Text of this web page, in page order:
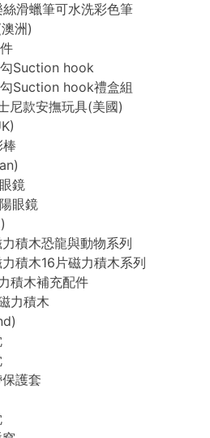
滑蠟筆可水洗彩色筆
洲)
Suction hook
Suction hook禮盒組
尼款安撫玩具(美國)
鏡
眼鏡
積木恐龍與動物系列
積木16片磁力積木系列
積木補充配件
力積木
護套